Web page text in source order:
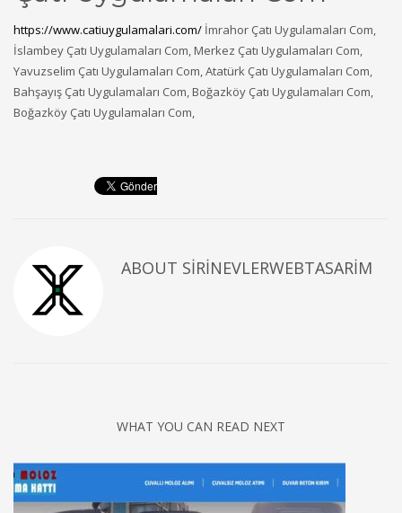
https://www.catiuygulamalari.com/ İmrahor Çatı Uygulamaları Com,
İslambey Çatı Uygulamaları Com, Merkez Çatı Uygulamaları Com,
Yavuzselim Çatı Uygulamaları Com, Atatürk Çatı Uygulamaları Com,
Bahşayış Çatı Uygulamaları Com, Boğazköy Çatı Uygulamaları Com,
Boğazköy Çatı Uygulamaları Com,
ABOUT SIRINEVLERWEBTASARIM
WHAT YOU CAN READ NEXT